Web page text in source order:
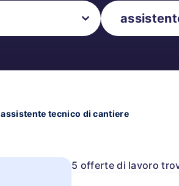
assistente tecnico di cantiere
5 offerte di lavoro